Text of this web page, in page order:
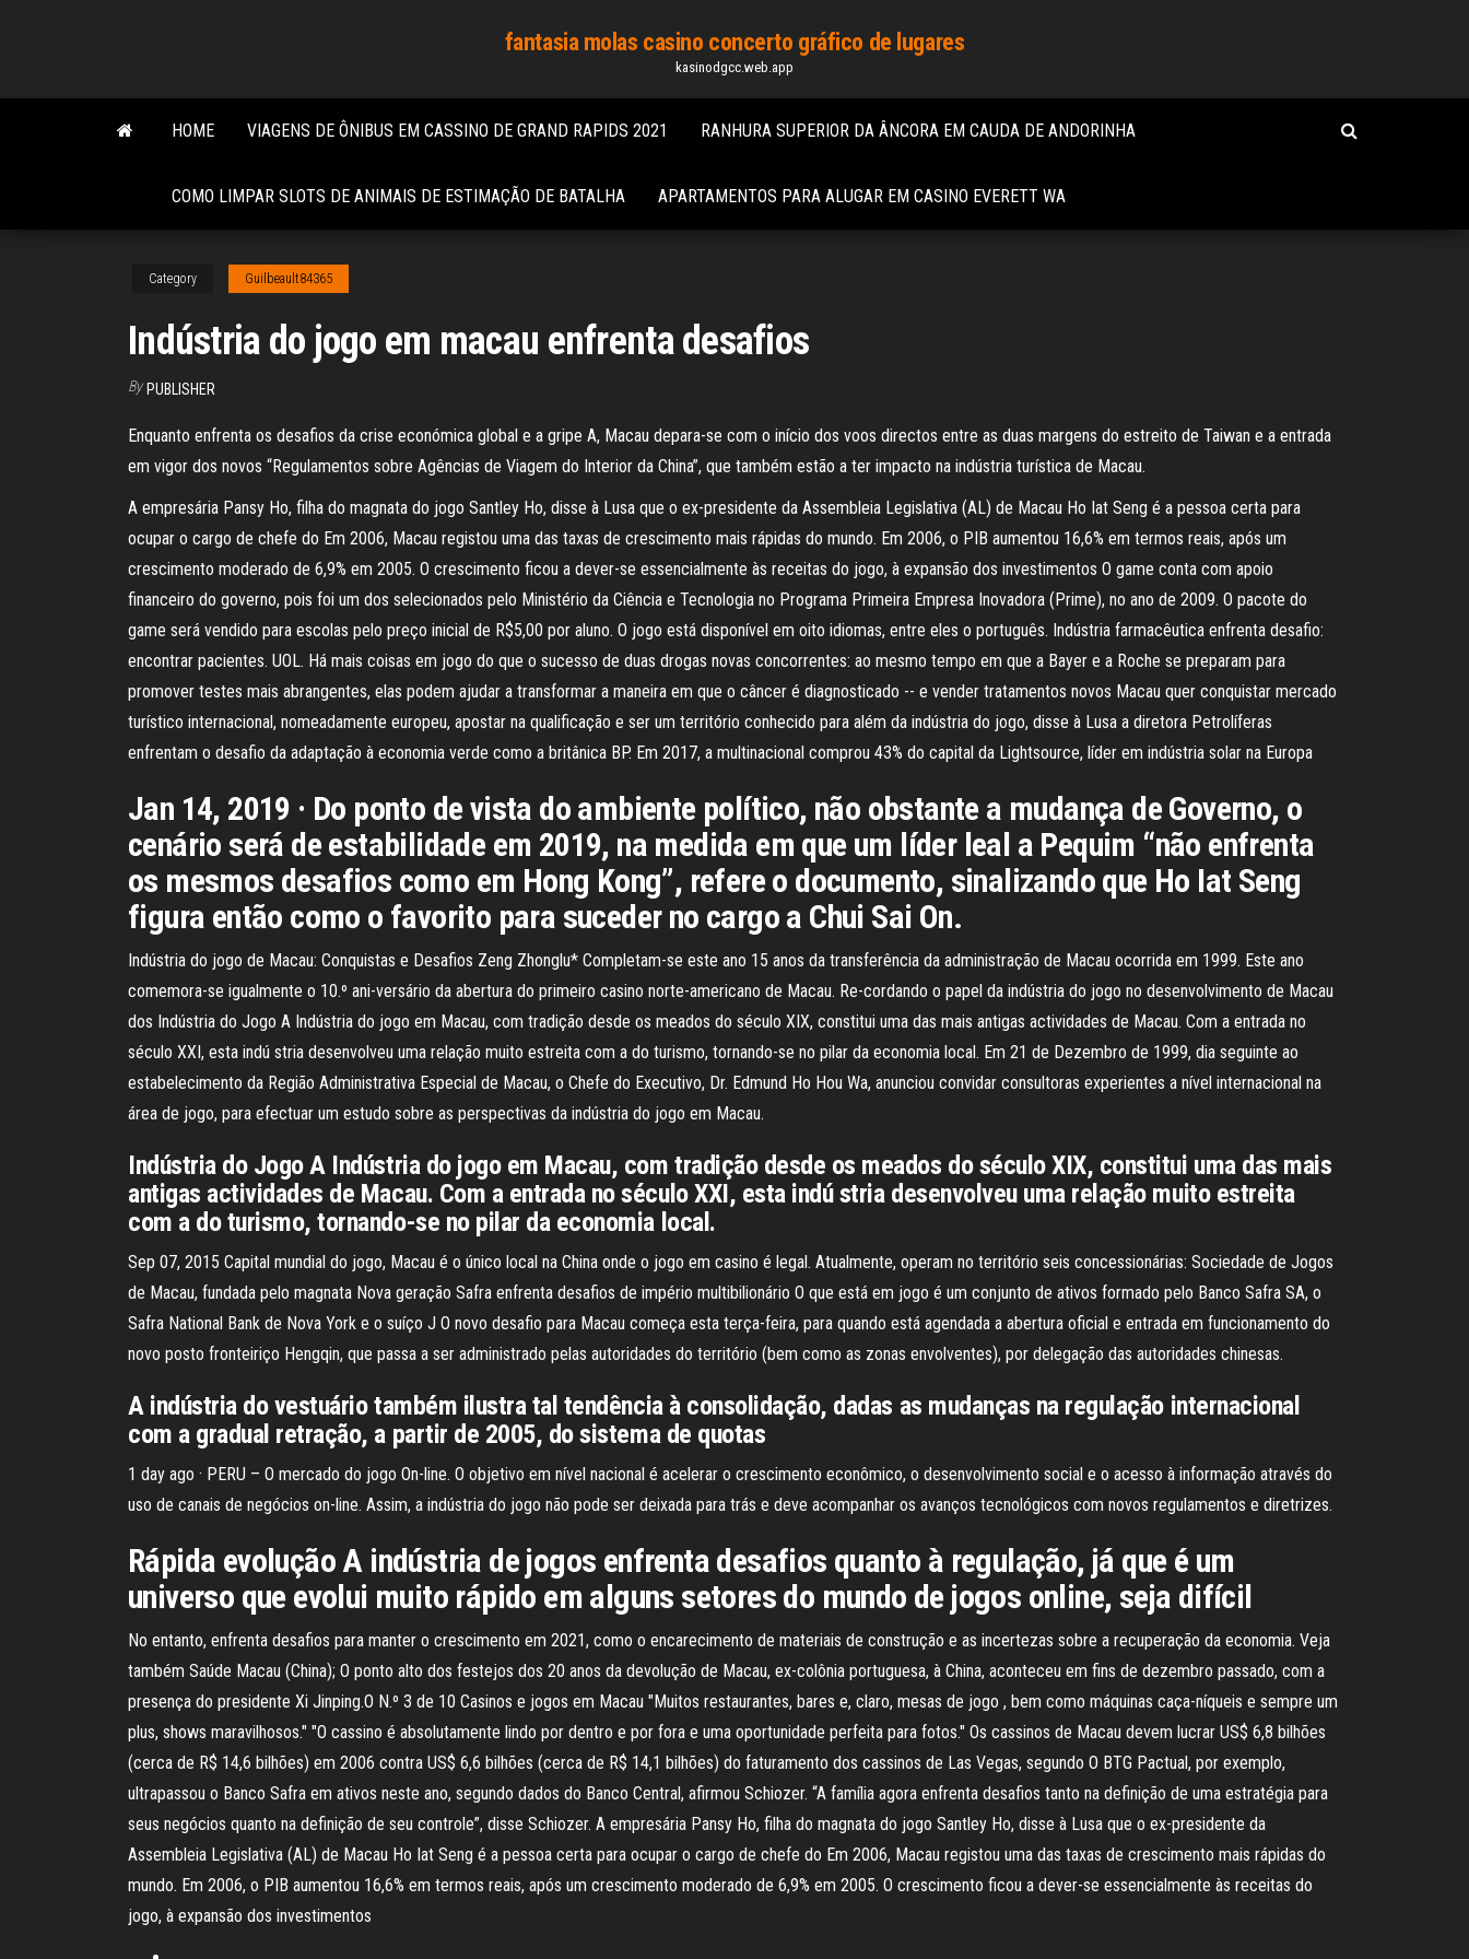
content
fantasia molas casino concerto gráfico de lugares
kasinodgcc.web.app
HOME VIAGENS DE ÔNIBUS EM CASSINO DE GRAND RAPIDS 2021 RANHURA SUPERIOR DA ÂNCORA EM CAUDA DE ANDORINHA
COMO LIMPAR SLOTS DE ANIMAIS DE ESTIMAÇÃO DE BATALHA APARTAMENTOS PARA ALUGAR EM CASINO EVERETT WA
Category Guilbeault84365
Indústria do jogo em macau enfrenta desafios
By PUBLISHER
Enquanto enfrenta os desafios da crise económica global e a gripe A, Macau depara-se com o início dos voos directos entre as duas margens do estreito de Taiwan e a entrada
em vigor dos novos “Regulamentos sobre Agências de Viagem do Interior da China”, que também estão a ter impacto na indústria turística de Macau.
A empresária Pansy Ho, filha do magnata do jogo Santley Ho, disse à Lusa que o ex-presidente da Assembleia Legislativa (AL) de Macau Ho Iat Seng é a pessoa certa para
ocupar o cargo de chefe do Em 2006, Macau registou uma das taxas de crescimento mais rápidas do mundo. Em 2006, o PIB aumentou 16,6% em termos reais, após um
crescimento moderado de 6,9% em 2005. O crescimento ficou a dever-se essencialmente às receitas do jogo, à expansão dos investimentos O game conta com apoio
financeiro do governo, pois foi um dos selecionados pelo Ministério da Ciência e Tecnologia no Programa Primeira Empresa Inovadora (Prime), no ano de 2009. O pacote do
game será vendido para escolas pelo preço inicial de R$5,00 por aluno. O jogo está disponível em oito idiomas, entre eles o português. Indústria farmacêutica enfrenta desafio:
encontrar pacientes. UOL. Há mais coisas em jogo do que o sucesso de duas drogas novas concorrentes: ao mesmo tempo em que a Bayer e a Roche se preparam para
promover testes mais abrangentes, elas podem ajudar a transformar a maneira em que o câncer é diagnosticado -- e vender tratamentos novos Macau quer conquistar mercado
turístico internacional, nomeadamente europeu, apostar na qualificação e ser um território conhecido para além da indústria do jogo, disse à Lusa a diretora Petrolíferas
enfrentam o desafio da adaptação à economia verde como a britânica BP. Em 2017, a multinacional comprou 43% do capital da Lightsource, líder em indústria solar na Europa
Jan 14, 2019 · Do ponto de vista do ambiente político, não obstante a mudança de Governo, o
cenário será de estabilidade em 2019, na medida em que um líder leal a Pequim “não enfrenta
os mesmos desafios como em Hong Kong”, refere o documento, sinalizando que Ho Iat Seng
figura então como o favorito para suceder no cargo a Chui Sai On.
Indústria do jogo de Macau: Conquistas e Desafios Zeng Zhonglu* Completam-se este ano 15 anos da transferência da administração de Macau ocorrida em 1999. Este ano
comemora-se igualmente o 10.º ani-versário da abertura do primeiro casino norte-americano de Macau. Re-cordando o papel da indústria do jogo no desenvolvimento de Macau
dos Indústria do Jogo A Indústria do jogo em Macau, com tradição desde os meados do século XIX, constitui uma das mais antigas actividades de Macau. Com a entrada no
século XXI, esta indú stria desenvolveu uma relação muito estreita com a do turismo, tornando-se no pilar da economia local. Em 21 de Dezembro de 1999, dia seguinte ao
estabelecimento da Região Administrativa Especial de Macau, o Chefe do Executivo, Dr. Edmund Ho Hou Wa, anunciou convidar consultoras experientes a nível internacional na
área de jogo, para efectuar um estudo sobre as perspectivas da indústria do jogo em Macau.
Indústria do Jogo A Indústria do jogo em Macau, com tradição desde os meados do século XIX, constitui uma das mais
antigas actividades de Macau. Com a entrada no século XXI, esta indú stria desenvolveu uma relação muito estreita
com a do turismo, tornando-se no pilar da economia local.
Sep 07, 2015 Capital mundial do jogo, Macau é o único local na China onde o jogo em casino é legal. Atualmente, operam no território seis concessionárias: Sociedade de Jogos
de Macau, fundada pelo magnata Nova geração Safra enfrenta desafios de império multibilionário O que está em jogo é um conjunto de ativos formado pelo Banco Safra SA, o
Safra National Bank de Nova York e o suíço J O novo desafio para Macau começa esta terça-feira, para quando está agendada a abertura oficial e entrada em funcionamento do
novo posto fronteiriço Hengqin, que passa a ser administrado pelas autoridades do território (bem como as zonas envolventes), por delegação das autoridades chinesas.
A indústria do vestuário também ilustra tal tendência à consolidação, dadas as mudanças na regulação internacional
com a gradual retração, a partir de 2005, do sistema de quotas
1 day ago · PERU – O mercado do jogo On-line. O objetivo em nível nacional é acelerar o crescimento econômico, o desenvolvimento social e o acesso à informação através do
uso de canais de negócios on-line. Assim, a indústria do jogo não pode ser deixada para trás e deve acompanhar os avanços tecnológicos com novos regulamentos e diretrizes.
Rápida evolução A indústria de jogos enfrenta desafios quanto à regulação, já que é um
universo que evolui muito rápido em alguns setores do mundo de jogos online, seja difícil
No entanto, enfrenta desafios para manter o crescimento em 2021, como o encarecimento de materiais de construção e as incertezas sobre a recuperação da economia. Veja
também Saúde Macau (China); O ponto alto dos festejos dos 20 anos da devolução de Macau, ex-colônia portuguesa, à China, aconteceu em fins de dezembro passado, com a
presença do presidente Xi Jinping.O N.º 3 de 10 Casinos e jogos em Macau "Muitos restaurantes, bares e, claro, mesas de jogo , bem como máquinas caça-níqueis e sempre um
plus, shows maravilhosos." "O cassino é absolutamente lindo por dentro e por fora e uma oportunidade perfeita para fotos." Os cassinos de Macau devem lucrar US$ 6,8 bilhões
(cerca de R$ 14,6 bilhões) em 2006 contra US$ 6,6 bilhões (cerca de R$ 14,1 bilhões) do faturamento dos cassinos de Las Vegas, segundo O BTG Pactual, por exemplo,
ultrapassou o Banco Safra em ativos neste ano, segundo dados do Banco Central, afirmou Schiozer. “A família agora enfrenta desafios tanto na definição de uma estratégia para
seus negócios quanto na definição de seu controle”, disse Schiozer. A empresária Pansy Ho, filha do magnata do jogo Santley Ho, disse à Lusa que o ex-presidente da
Assembleia Legislativa (AL) de Macau Ho Iat Seng é a pessoa certa para ocupar o cargo de chefe do Em 2006, Macau registou uma das taxas de crescimento mais rápidas do
mundo. Em 2006, o PIB aumentou 16,6% em termos reais, após um crescimento moderado de 6,9% em 2005. O crescimento ficou a dever-se essencialmente às receitas do
jogo, à expansão dos investimentos